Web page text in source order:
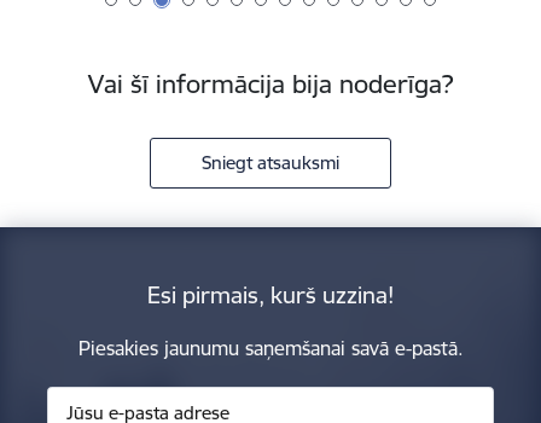
Vai šī informācija bija noderīga?
Sniegt atsauksmi
Esi pirmais, kurš uzzina!
Piesakies jaunumu saņemšanai savā e-pastā.